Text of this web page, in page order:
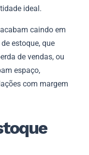
ideal.
caindo em
estoque, que
de vendas, ou
espaço,
com margem